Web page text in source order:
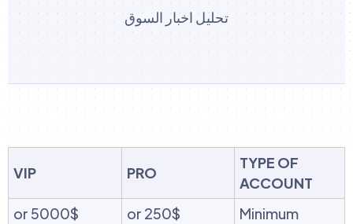
تحليل اخبار السوق
TYPE OF
ACCOUNT
PRO
VIP
Minimum
250$ or
5000$ or